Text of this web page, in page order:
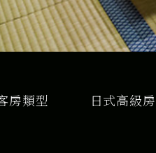
房類型 日式高級房